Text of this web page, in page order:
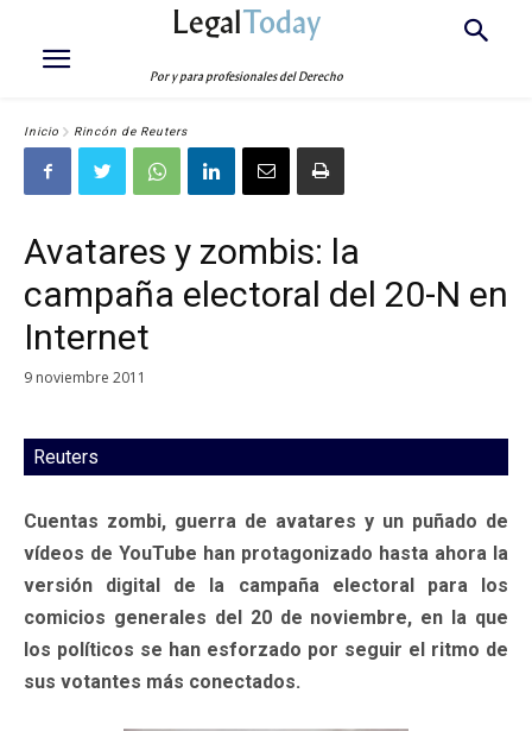
LegalToday
Por y para profesionales del Derecho
Inicio Rincón de Reuters
Avatares y zombis: la
campaña electoral del 20-N en
Internet
9 noviembre 2011
Reuters
Cuentas zombi, guerra de avatares y un puñado de
vídeos de YouTube han protagonizado hasta ahora la
versión digital de la campaña electoral para los
comicios generales del 20 de noviembre, en la que
los políticos se han esforzado por seguir el ritmo de
sus votantes más conectados.